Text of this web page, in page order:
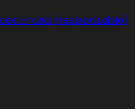
Enoria (responsable)